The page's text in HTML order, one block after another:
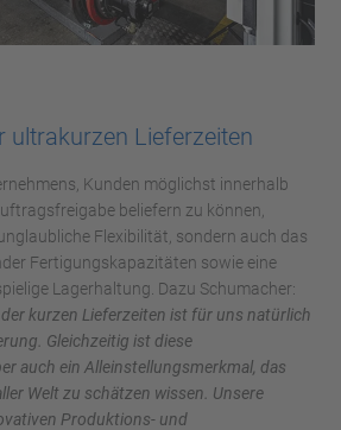
ultrakurzen Lieferzeiten
Kunden möglichst innerhalb
beliefern zu können,
Flexibilität, sondern auch das
Fertigungskapazitäten sowie eine
Lagerhaltung. Dazu Schumacher:
der kurzen Lieferzeiten ist für uns natürlich
Gleichzeitig ist diese
auch ein Alleinstellungsmerkmal, das
Welt zu schätzen wissen. Unsere
Produktions- und